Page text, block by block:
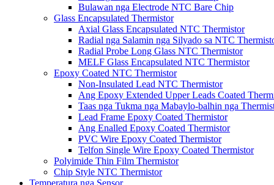
Bulawan nga Electrode NTC Bare Chip
Glass Encapsulated Thermistor
Axial Glass Encapsulated NTC Thermistor
Radial nga Salamin nga Silyado sa NTC
Radial Probe Long Glass NTC Thermistor
MELF Glass Encapsulated NTC Thermistor
Epoxy Coated NTC Thermistor
Non-Insulated Lead NTC Thermistor
Ang Epoxy Extended Upper Leads Coated
Taas nga Tukma nga Mabaylo-balhin nga
Lead Frame Epoxy Coated Thermistor
Ang Enalled Epoxy Coated Thermistor
PVC Wire Epoxy Coated Thermistor
Telfon Single Wire Epoxy Coated Thermistor
Polyimide Thin Film Thermistor
Chip Style NTC Thermistor
Temperatura nga Sensor